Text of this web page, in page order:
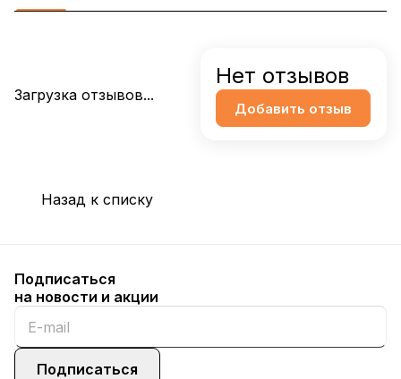
Загрузка отзывов...
Нет отзывов
Добавить отзыв
Назад к списку
Подписаться
на новости и акции
Подписаться